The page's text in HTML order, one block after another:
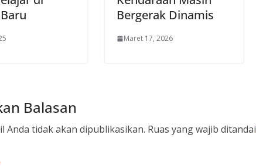
Bergerak Dinamis
Maret 17, 2026
Balasan
Anda tidak akan dipublikasikan. Ruas yang wajib ditandai